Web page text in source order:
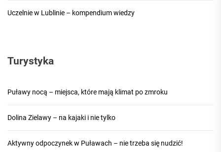
Uczelnie w Lublinie – kompendium wiedzy
Turystyka
Puławy nocą – miejsca, które mają klimat po zmroku
Dolina Zielawy – na kajaki i nie tylko
Aktywny odpoczynek w Puławach – nie trzeba się nudzić!